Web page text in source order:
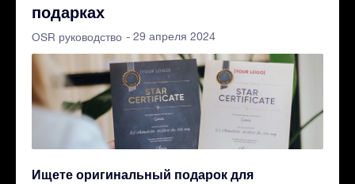
подарках
OSR руководство - 29 апреля 2024
Ищете оригинальный подарок для